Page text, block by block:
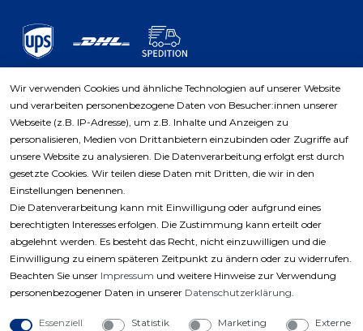
Zahlungsarten
Wir verwenden Cookies und ähnliche Technologien auf unserer Website
und verarbeiten personenbezogene Daten von Besucher:innen unserer
Webseite (z.B. IP-Adresse), um z.B. Inhalte und Anzeigen zu
personalisieren, Medien von Drittanbietern einzubinden oder Zugriffe auf
unsere Website zu analysieren. Die Datenverarbeitung erfolgt erst durch
gesetzte Cookies. Wir teilen diese Daten mit Dritten, die wir in den
Einstellungen benennen.
Die Datenverarbeitung kann mit Einwilligung oder aufgrund eines
berechtigten Interesses erfolgen. Die Zustimmung kann erteilt oder
abgelehnt werden. Es besteht das Recht, nicht einzuwilligen und die
Einwilligung zu einem späteren Zeitpunkt zu ändern oder zu widerrufen.
Beachten Sie unser Impressum und weitere Hinweise zur Verwendung
personenbezogener Daten in unserer Daten­schutz­erklärung.
Essenziell Statistik Marketing Externe